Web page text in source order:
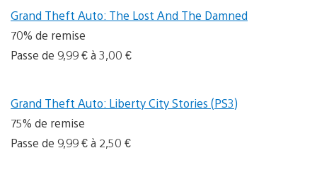
Grand Theft Auto: The Lost And The Damned
70% de remise
Passe de 9,99 € à 3,00 €
Grand Theft Auto: Liberty City Stories (PS3)
75% de remise
Passe de 9,99 € à 2,50 €